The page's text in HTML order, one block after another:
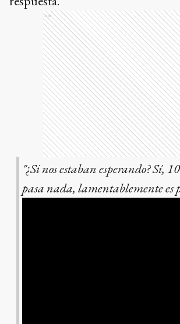
Ads
"¿Si nos estaban esperando? Sí,
pasa nada, lamentablemente es